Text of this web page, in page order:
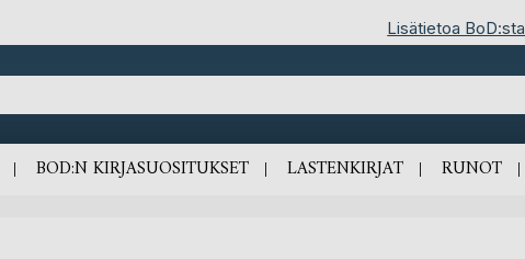
Lisätietoa BoD:sta
BOD:N KIRJASUOSITUKSET LASTENKIRJAT RUNOT